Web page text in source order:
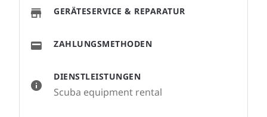
DIENSTLEISTUNGEN
Scuba equipment rental
GERÄTESERVICE & REPARATUR
ZAHLUNGSMETHODEN